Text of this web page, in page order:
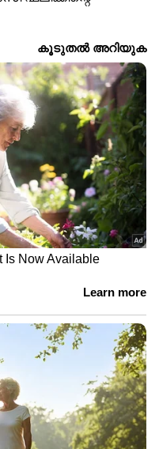
1.2 ലിറ്റർ
എഎംടി
അതേസമയം
ലിറ്റർ ടർബോ-
ഓട്ടോമാറ്റിക്
ആറ്
ക്ലൈമറ്റ്
സിസ്റ്റം,
എന്നിവയാണ്